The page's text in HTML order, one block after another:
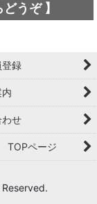
どうぞ】
登録
わせ
TOPページ